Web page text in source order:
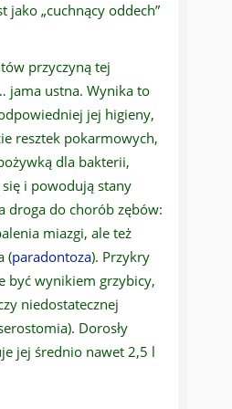
jako „cuchnący oddech”
przyczyną tej
jama ustna. Wynika to
jej higieny,
resztek pokarmowych,
dla bakterii,
i powodują stany
droga do chorób zębów:
miazgi, ale też
(paradontoza). Przykry
być wynikiem grzybicy,
niedostatecznej
Dorosły
jej średnio nawet 2,5 l